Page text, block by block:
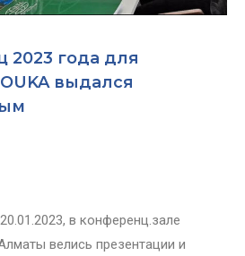
2023 года для
выдался
в конференц.зале
велись презентации и